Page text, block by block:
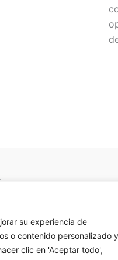
su experiencia de
o contenido personalizado y
clic en 'Aceptar todo',